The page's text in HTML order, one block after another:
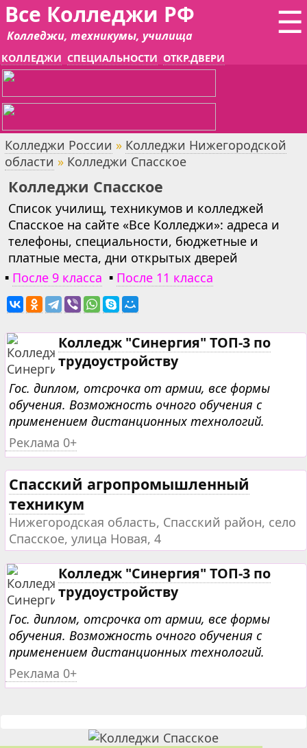
☰
Все Колледжи РФ
Колледжи, техникумы, училища
КОЛЛЕДЖИ СПЕЦИАЛЬНОСТИ ОТКР.ДВЕРИ
Колледжи России » Колледжи Нижегородской
области » Колледжи Спасское
Колледжи Спасское
Список училищ, техникумов и колледжей
Спасское на сайте «Все Колледжи»: адреса и
телефоны, специальности, бюджетные и
платные места, дни открытых дверей
▪ После 9 класса ▪ После 11 класса
Колледж "Синергия" ТОП-3 по
трудоустройству
Гос. диплом, отсрочка от армии, все формы
обучения. Возможность очного обучения с
применением дистанционных технологий.
Реклама 0+
Спасский агропромышленный
техникум
Нижегородская область, Спасский район, село
Спасское, улица Новая, 4
Колледж "Синергия" ТОП-3 по
трудоустройству
Гос. диплом, отсрочка от армии, все формы
обучения. Возможность очного обучения с
применением дистанционных технологий.
Реклама 0+